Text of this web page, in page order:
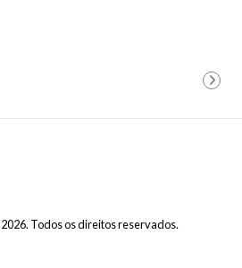
Todos os direitos reservados.